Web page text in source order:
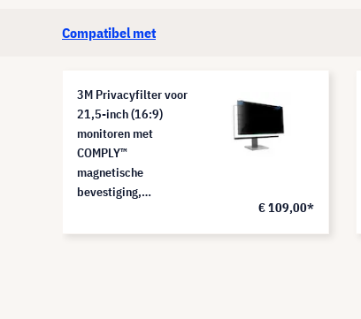
Compatibel met
3M Privacyfilter voor
21,5-inch (16:9)
monitoren met
COMPLY™
magnetische
bevestiging,
€ 109,00*